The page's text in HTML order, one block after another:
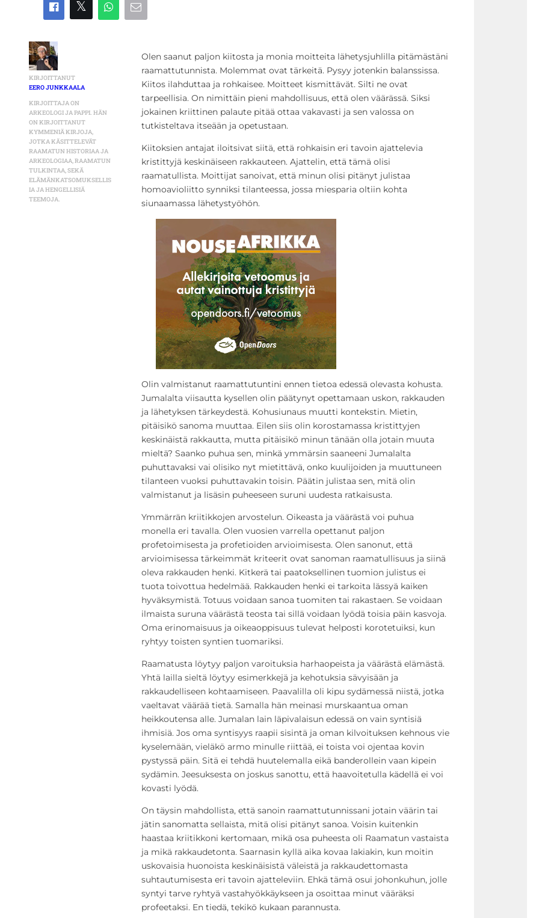
KIRJOITTANUT
EERO JUNKKAALA
KIRJOITTAJA ON
ARKEOLOGI JA PAPPI. HÄN
ON KIRJOITTANUT
KYMMENIÄ KIRJOJA,
JOTKA KÄSITTELEVÄT
RAAMATUN HISTORIAA JA
ARKEOLOGIAA, RAAMATUN
TULKINTAA, SEKÄ
ELÄMÄNKATSOMUKSELLIS
IA JA HENGELLISIÄ
TEEMOJA.
Olen saanut paljon kiitosta ja monia moitteita lähetysjuhlilla pitämästäni
raamattutunnista. Molemmat ovat tärkeitä. Pysyy jotenkin balanssissa.
Kiitos ilahduttaa ja rohkaisee. Moitteet kismittävät. Silti ne ovat
tarpeellisia. On nimittäin pieni mahdollisuus, että olen väärässä. Siksi
jokainen kriittinen palaute pitää ottaa vakavasti ja sen valossa on
tutkisteltava itseään ja opetustaan.
Kiitoksien antajat iloitsivat siitä, että rohkaisin eri tavoin ajattelevia
kristittyjä keskinäiseen rakkauteen. Ajattelin, että tämä olisi
raamatullista. Moittijat sanoivat, että minun olisi pitänyt julistaa
homoavioliitto synniksi tilanteessa, jossa miesparia oltiin kohta
siunaamassa lähetystyöhön.
Olin valmistanut raamattutuntini ennen tietoa edessä olevasta kohusta.
Jumalalta viisautta kysellen olin päätynyt opettamaan uskon, rakkauden
ja lähetyksen tärkeydestä. Kohusiunaus muutti kontekstin. Mietin,
pitäisikö sanoma muuttaa. Eilen siis olin korostamassa kristittyjen
keskinäistä rakkautta, mutta pitäisikö minun tänään olla jotain muuta
mieltä? Saanko puhua sen, minkä ymmärsin saaneeni Jumalalta
puhuttavaksi vai olisiko nyt mietittävä, onko kuulijoiden ja muuttuneen
tilanteen vuoksi puhuttavakin toisin. Päätin julistaa sen, mitä olin
valmistanut ja lisäsin puheeseen suruni uudesta ratkaisusta.
Ymmärrän kriitikkojen arvostelun. Oikeasta ja väärästä voi puhua
monella eri tavalla. Olen vuosien varrella opettanut paljon
profetoimisesta ja profetioiden arvioimisesta. Olen sanonut, että
arvioimisessa tärkeimmät kriteerit ovat sanoman raamatullisuus ja siinä
oleva rakkauden henki. Kitkerä tai paatoksellinen tuomion julistus ei
tuota toivottua hedelmää. Rakkauden henki ei tarkoita lässyä kaiken
hyväksymistä. Totuus voidaan sanoa tuomiten tai rakastaen. Se voidaan
ilmaista suruna väärästä teosta tai sillä voidaan lyödä toisia päin kasvoja.
Oma erinomaisuus ja oikeaoppisuus tulevat helposti korotetuiksi, kun
ryhtyy toisten syntien tuomariksi.
Raamatusta löytyy paljon varoituksia harhaopeista ja väärästä elämästä.
Yhtä lailla sieltä löytyy esimerkkejä ja kehotuksia sävyisään ja
rakkaudelliseen kohtaamiseen. Paavalilla oli kipu sydämessä niistä, jotka
vaeltavat väärää tietä. Samalla hän meinasi murskaantua oman
heikkoutensa alle. Jumalan lain läpivalaisun edessä on vain syntisiä
ihmisiä. Jos oma syntisyys raapii sisintä ja oman kilvoituksen kehnous vie
kyselemään, vieläkö armo minulle riittää, ei toista voi ojentaa kovin
pystyssä päin. Sitä ei tehdä huutelemalla eikä banderollein vaan kipein
sydämin. Jeesuksesta on joskus sanottu, että haavoitetulla kädellä ei voi
kovasti lyödä.
On täysin mahdollista, että sanoin raamattutunnissani jotain väärin tai
jätin sanomatta sellaista, mitä olisi pitänyt sanoa. Voisin kuitenkin
haastaa kriitikkoni kertomaan, mikä osa puheesta oli Raamatun vastaista
ja mikä rakkaudetonta. Saarnasin kyllä aika kovaa lakiakin, kun moitin
uskovaisia huonoista keskinäisistä väleistä ja rakkaudettomasta
suhtautumisesta eri tavoin ajatteleviin. Ehkä tämä osui johonkuhun, jolle
syntyi tarve ryhtyä vastahyökkäykseen ja osoittaa minut vääräksi
profeetaksi. En tiedä, tekikö kukaan parannusta.